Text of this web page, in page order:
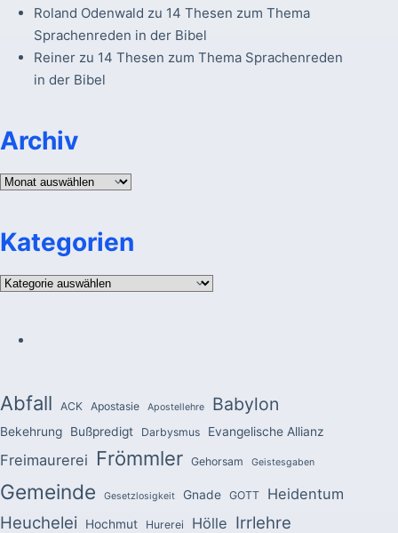
Roland Odenwald zu 14 Thesen zum Thema
Sprachenreden in der Bibel
Reinerzu 14 Thesen zum Thema Sprachenreden
in der Bibel
Archiv
Archiv
Kategorien
Kategorien
Abfall ACK Apostasie Apostellehre Babylon
Bekehrung Bußpredigt Darbysmus Evangelische Allianz
Freimaurerei Frömmler Gehorsam Geistesgaben
Gemeinde Gesetzlosigkeit Gnade GOTT Heidentum
Heuchelei Hochmut Hurerei Hölle Irrlehre